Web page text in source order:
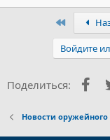
Первый
Войдите
Поделиться:
Новости